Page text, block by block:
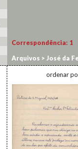
Correspondência: 1
Arquivos > José da
ordenar